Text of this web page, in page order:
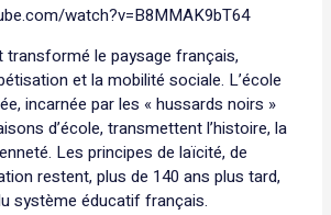
watch?v=B8MMAK9bT64
le paysage français,
et la mobilité sociale. L’école
incarnée par les « hussards noirs »
d’école, transmettent l’histoire, la
Les principes de laïcité, de
restent, plus de 140 ans plus tard,
système éducatif français.